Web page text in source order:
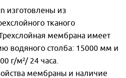
изготовлены из
тканого
мембрана имеет
водяного столба: 15000 мм и
г/м²/ 24 часа.
мембраны и наличие